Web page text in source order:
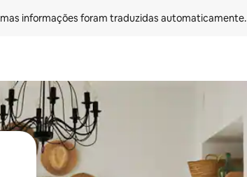
informações foram traduzidas automaticamente.